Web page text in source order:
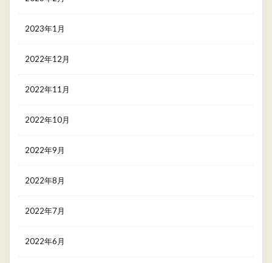
2023年1月
2022年12月
2022年11月
2022年10月
2022年9月
2022年8月
2022年7月
2022年6月